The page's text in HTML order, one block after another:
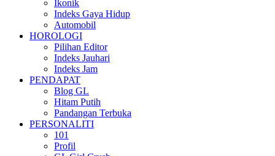
Ikonik
Indeks Gaya Hidup
Automobil
HOROLOGI
Pilihan Editor
Indeks Jauhari
Indeks Jam
PENDAPAT
Blog GL
Hitam Putih
Pandangan Terbuka
PERSONALITI
101
Profil